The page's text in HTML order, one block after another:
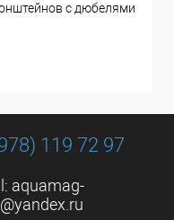
с дюбелями
119 72 97
aquamag-